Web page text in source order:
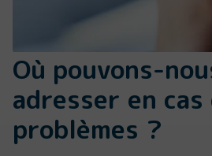
Où pouvons-
adresser en cas
problèmes ?